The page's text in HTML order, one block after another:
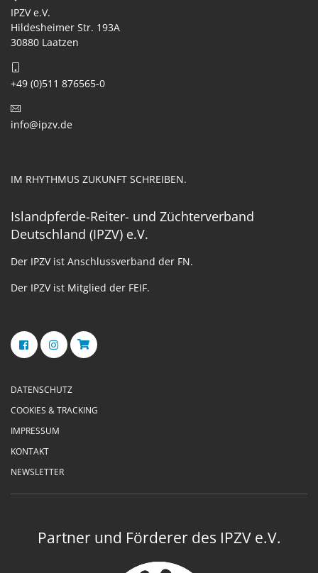
IPZV e.V.
Hildesheimer Str. 193A
30880 Laatzen
+49 (0)511 876565-0
info@ipzv.de
IM RHYTHMUS ZUKUNFT SCHREIBEN.
Islandpferde-Reiter- und Züchterverband
Deutschland (IPZV) e.V.
Der IPZV ist Anschlussverband der FN.
Der IPZV ist Mitglied der FEIF.
DATENSCHUTZ
COOKIES & TRACKING
IMPRESSUM
KONTAKT
NEWSLETTER
Partner und Förderer des IPZV e.V.